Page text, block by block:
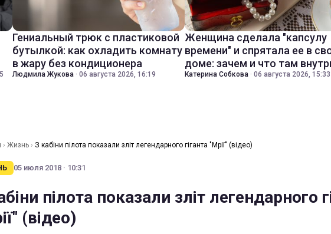
Гениальный трюк с пластиковой
бутылкой: как охладить комнату
в жару без кондиционера
Людмила Жукова · 06 августа 2026, 16:19
Женщина сделала "капсулу
времени" и спрятала ее в
доме: зачем и что там
Катерина Собкова · 06 августа 2026, 15:33
› Жизнь › З кабіни пілота показали зліт легендарного гіганта "Мрії" (відео)
05 июля 2018 · 10:31
пілота показали зліт легендарного
(відео)